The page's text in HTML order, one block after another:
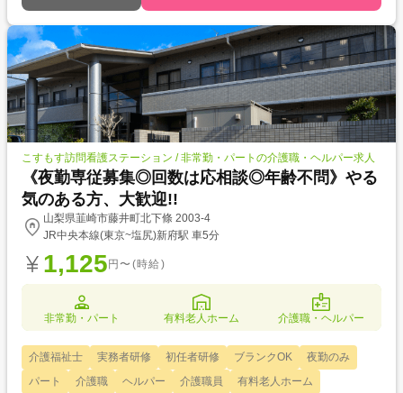
こすもす訪問看護ステーション / 非常勤・パートの介護職・ヘルパー求人
《夜勤専従募集◎回数は応相談◎年齢不問》やる
気のある方、大歓迎!!
山梨県韮崎市藤井町北下條 2003-4
JR中央本線(東京~塩尻)新府駅 車5分
1,125 円〜(時給)
非常勤・パート 有料老人ホーム 介護職・ヘルパー
介護福祉士 実務者研修 初任者研修 ブランクOK
夜勤のみ
パート
介護職 ヘルパー 介護職員 有料老人ホーム